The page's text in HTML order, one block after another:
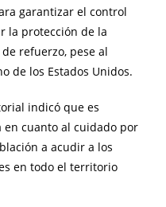
garantizar el control
la protección de la
refuerzo, pese al
de los Estados Unidos.
indicó que es
cuanto al cuidado por
a acudir a los
en todo el territorio